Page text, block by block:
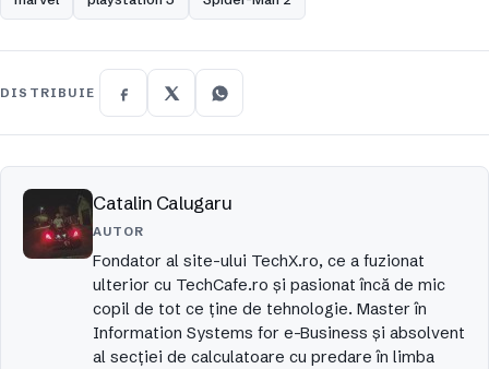
DISTRIBUIE
Catalin Calugaru
AUTOR
Fondator al site-ului TechX.ro, ce a fuzionat
ulterior cu TechCafe.ro și pasionat încă de mic
copil de tot ce ține de tehnologie. Master în
Information Systems for e-Business și absolvent
al secției de calculatoare cu predare în limba